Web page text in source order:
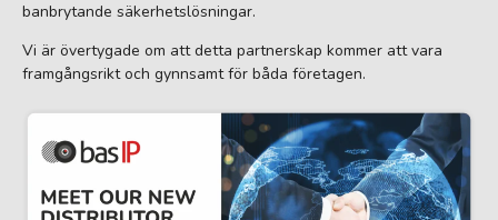
banbrytande säkerhetslösningar.
Vi är övertygade om att detta partnerskap kommer att vara
framgångsrikt och gynnsamt för båda företagen.